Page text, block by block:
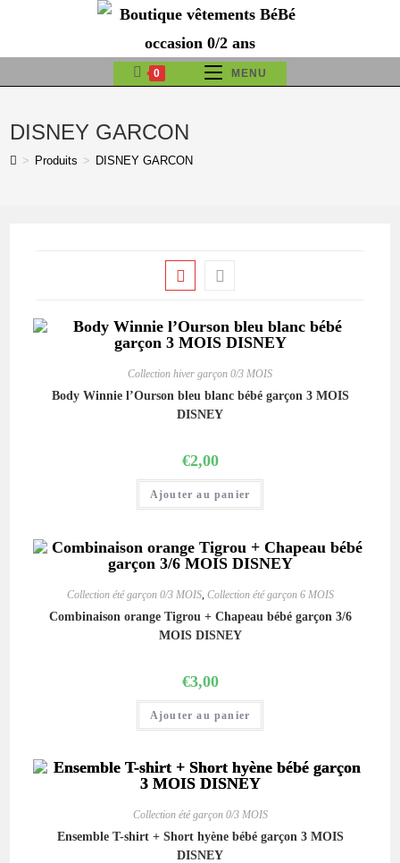
content
0 MENU
DISNEY GARCON
> Produits > DISNEY GARCON
Collection hiver garçon 0/3 MOIS
Body Winnie l’Ourson bleu blanc bébé garçon 3 MOIS
DISNEY
€2,00
Ajouter au panier
Collection été garçon 0/3 MOIS, Collection été garçon 6 MOIS
Combinaison orange Tigrou + Chapeau bébé garçon 3/6
MOIS DISNEY
€3,00
Ajouter au panier
Collection été garçon 0/3 MOIS
Ensemble T-shirt + Short hyène bébé garçon 3 MOIS
DISNEY